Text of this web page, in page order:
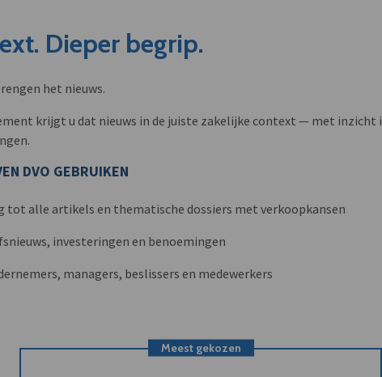
Dieper begrip.
het nieuws.
krijgt u dat nieuws in de juiste zakelijke context — met inzicht
DVO GEBRUIKEN
tot alle artikels en thematische dossiers met verkoopkansen
investeringen en benoemingen
managers, beslissers en medewerkers
Meest gekozen